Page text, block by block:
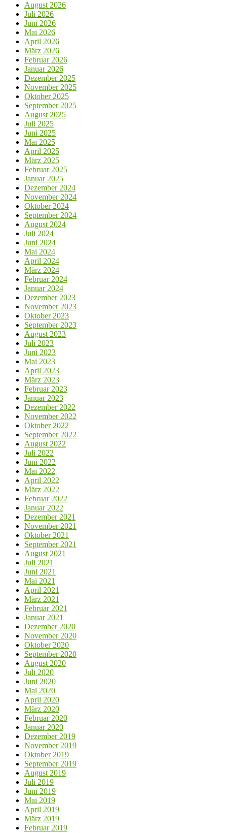
August 2026
Juli 2026
Juni 2026
Mai 2026
April 2026
März 2026
Februar 2026
Januar 2026
Dezember 2025
November 2025
Oktober 2025
September 2025
August 2025
Juli 2025
Juni 2025
Mai 2025
April 2025
März 2025
Februar 2025
Januar 2025
Dezember 2024
November 2024
Oktober 2024
September 2024
August 2024
Juli 2024
Juni 2024
Mai 2024
April 2024
März 2024
Februar 2024
Januar 2024
Dezember 2023
November 2023
Oktober 2023
September 2023
August 2023
Juli 2023
Juni 2023
Mai 2023
April 2023
März 2023
Februar 2023
Januar 2023
Dezember 2022
November 2022
Oktober 2022
September 2022
August 2022
Juli 2022
Juni 2022
Mai 2022
April 2022
März 2022
Februar 2022
Januar 2022
Dezember 2021
November 2021
Oktober 2021
September 2021
August 2021
Juli 2021
Juni 2021
Mai 2021
April 2021
März 2021
Februar 2021
Januar 2021
Dezember 2020
November 2020
Oktober 2020
September 2020
August 2020
Juli 2020
Juni 2020
Mai 2020
April 2020
März 2020
Februar 2020
Januar 2020
Dezember 2019
November 2019
Oktober 2019
September 2019
August 2019
Juli 2019
Juni 2019
Mai 2019
April 2019
März 2019
Februar 2019